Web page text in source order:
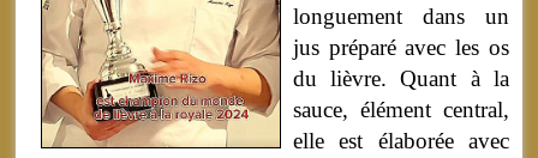
longuement dans un
jus préparé avec les os
du lièvre. Quant à la
sauce, élément central,
elle est élaborée avec